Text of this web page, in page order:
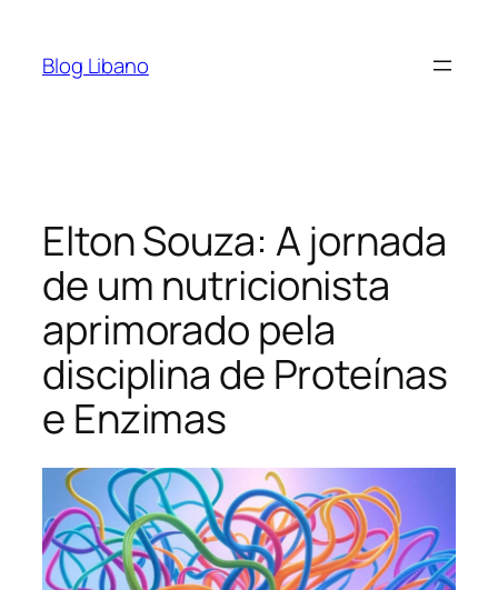
Blog Libano
Elton Souza: A jornada
de um nutricionista
aprimorado pela
disciplina de Proteínas
e Enzimas